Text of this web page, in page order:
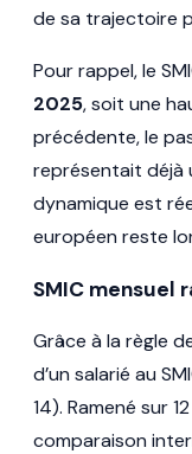
de sa trajectoire
Pour rappel, le
2025, soit une
précédente, le
représentait déjà
dynamique est
européen reste
SMIC mensuel
Grâce à la règle
d’un salarié au
14). Ramené sur
comparaison